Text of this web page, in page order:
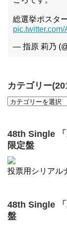
総選挙ポスタ
— 指原 莉乃
カテゴリー
48th Single
限定盤
投票用シリアル
48th Single
盤